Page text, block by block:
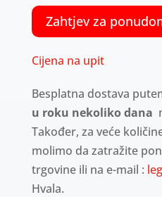
Zahtjev za
Cijena na upit
Besplatna dostava
u roku nekoliko dana
Također, za veće
molimo da zatražite
trgovine ili na e-mail :
Hvala.